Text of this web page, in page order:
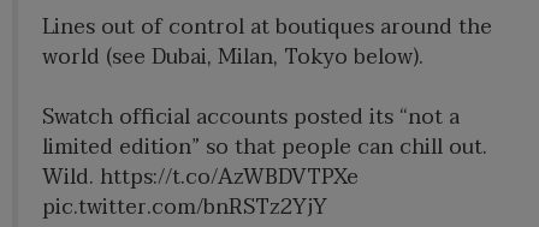
Lines out of control at boutiques around the
world (see Dubai, Milan, Tokyo below).
Swatch official accounts posted its “not a
limited edition” so that people can chill out.
Wild. https://t.co/AzWBDVTPXe
pic.twitter.com/bnRSTz2YjY